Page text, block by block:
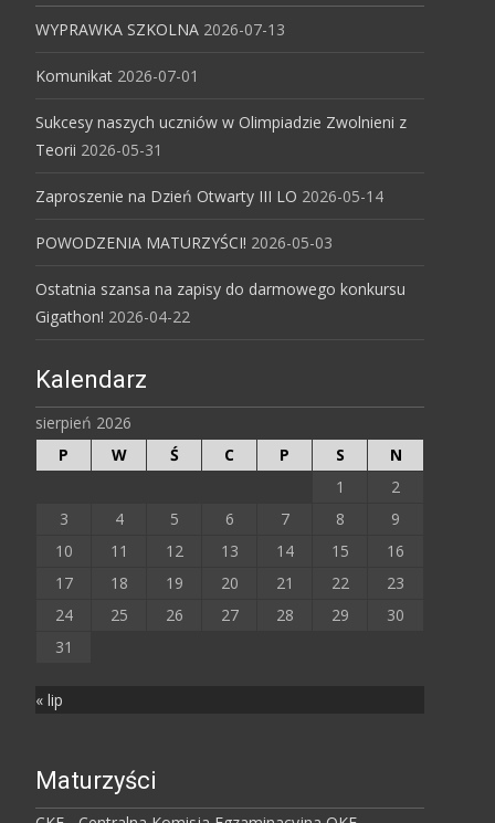
WYPRAWKA SZKOLNA 2026-07-13
Komunikat 2026-07-01
Sukcesy naszych uczniów w Olimpiadzie Zwolnieni z
Teorii 2026-05-31
Zaproszenie na Dzień Otwarty III LO 2026-05-14
POWODZENIA MATURZYŚCI! 2026-05-03
Ostatnia szansa na zapisy do darmowego konkursu
Gigathon! 2026-04-22
Kalendarz
sierpień 2026
P
W Ś C P S
N
1
2
3
4 5 6 7 8
9
10
11 12 13 14 15
16
17
18 19 20 21 22
23
24
25 26 27 28 29
30
31
« lip
Maturzyści